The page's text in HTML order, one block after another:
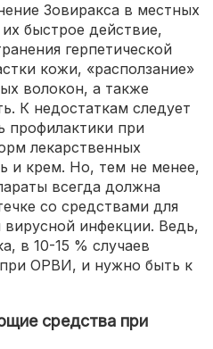
Зовиракса в местных
быстрое действие,
герпетической
кожи, «расползание»
волокон, а также
К недостаткам следует
профилактики при
лекарственных
и крем. Но, тем не менее,
всегда должна
со средствами для
вирусной инфекции. Ведь,
в 10-15 % случаев
при ОРВИ, и нужно быть к
средства при